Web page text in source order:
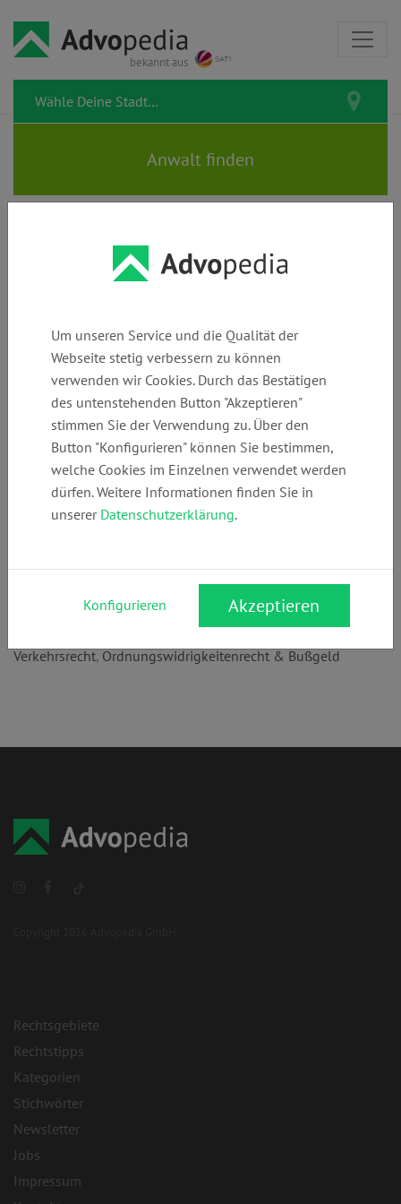
bekannt aus
KARIM SCHARIFI |
Verkehrsrecht
Telefon:
+49 (0)
21529146610
E-Mail:
kanzlei@ra-
scharifi.de
www.ra-
scharifi.de
Verkehrsrecht, Ordnungswidrigkeitenrecht & Bußgeld
Rechtsgebiete
Rechtstipps
Kategorien
Stichwörter
Newsletter
Jobs
Impressum
Um unseren Service und die Qualität der
Webseite stetig verbessern zu können
verwenden wir Cookies. Durch das Bestätigen
des untenstehenden Button "Akzeptieren"
stimmen Sie der Verwendung zu. Über den
Button "Konfigurieren" können Sie bestimmen,
welche Cookies im Einzelnen verwendet werden
dürfen. Weitere Informationen finden Sie in
unserer Datenschutzerklärung.
Konfigurieren Akzeptieren